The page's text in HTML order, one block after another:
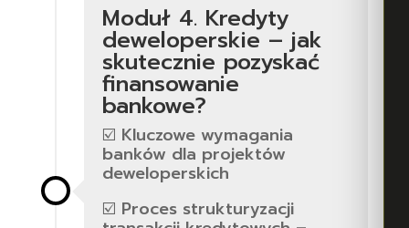
Moduł 4. Kredyty
deweloperskie – jak
skutecznie pozyskać
finansowanie
bankowe?
☑️ Kluczowe wymagania
banków dla projektów
deweloperskich
☑️ Proces strukturyzacji